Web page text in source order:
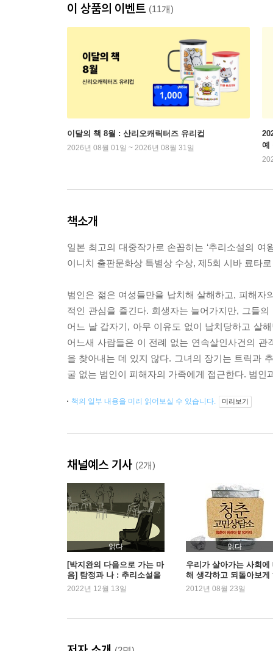
이 상품의 이벤트 (11개)
이달의 책 8월 : 산리오캐릭터즈 유리컵
2026년 08월 01일 ~ 2026년 08월 31일
예
책소개
일본 최고의 대중작가로 손꼽히는 ‘추리소설의
이니치 출판문화상 특별상 수상, 제5회 시바 료타
범인은 젊은 여성들만을 납치해 살해하고, 피해
적인 관심을 즐긴다. 희생자는 늘어가지만, 그들
어느 날 갑자기, 아무 이유도 없이 납치당하고 살
어느새 사람들은 이 전례 없는 연속살인사건의
을 찾아내는 데 있지 않다. 그녀의 장기는 트릭과
굴 없는 범인이 피해자의 가족에게 접근한다. 범인
책의 일부 내용을 미리 읽어보실 수 있습니다. 미리보기
채널예스 기사 (2개)
읽다
[박지완의 다음으로 가는 마
음] 탐정과 나 : 추리소설을
읽는 마음
2022년 12월 13일
읽다
우리가 살아가는 사회에
해 생각하고 되돌아보게
는 책들
2012년 08월 23일